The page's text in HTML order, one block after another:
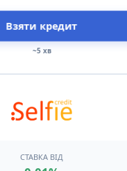
Взяти кредит
~5 хв
СТАВКА ВІД